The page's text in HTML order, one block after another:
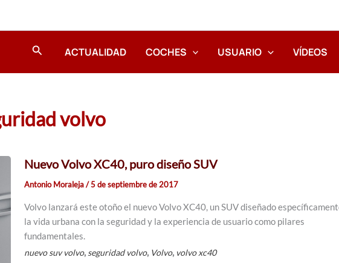
Buscar ACTUALIDAD COCHES USUARIO VÍDEOS
volvo
Nuevo Volvo XC40, puro diseño SUV
Antonio Moraleja/5 de septiembre de 2017
Volvo lanzará este otoño el nuevo Volvo XC40, un SUV diseñado
la vida urbana con la seguridad y la experiencia de usuario como pilares
fundamentales.
nuevo suv volvo, seguridad volvo, Volvo, volvo xc40